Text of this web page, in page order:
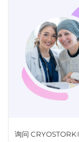
询问